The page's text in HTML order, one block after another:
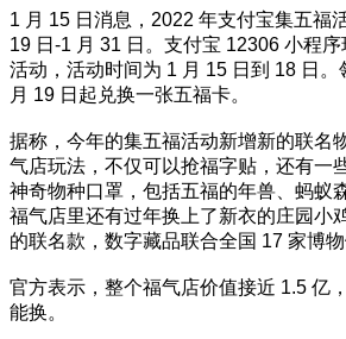
1 月 15 日消息，2022 年支付宝集五福
19 日-1 月 31 日。支付宝 12306 小程
活动，活动时间为 1 月 15 日到 18 日
月 19 日起兑换一张五福卡。
据称，今年的集五福活动新增新的联名
气店玩法，不仅可以抢福字贴，还有一
神奇物种口罩，包括五福的年兽、蚂蚁
福气店里还有过年换上了新衣的庄园小
的联名款，数字藏品联合全国 17 家博物
官方表示，整个福气店价值接近 1.5 亿
能换。